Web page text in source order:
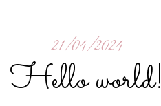
21/04/2024
Hello world!